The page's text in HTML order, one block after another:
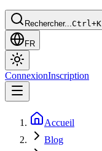
Rechercher...Ctrl+K
FR
ConnexionInscription
Accueil
Blog